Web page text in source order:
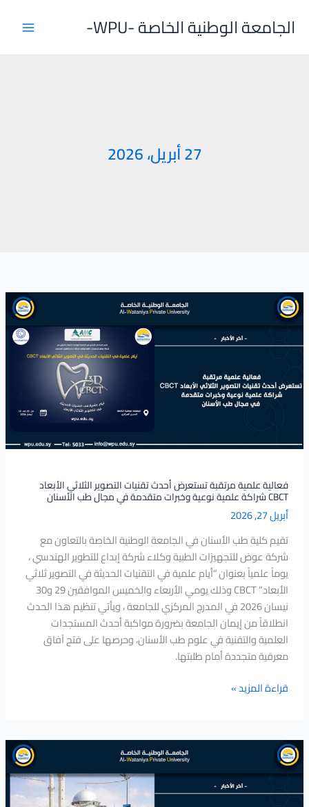
المحتوىالجامعة الوطنية الخاصة -WPU-
27 أبريل، 2026
فعالية علمية مرتقبة تستعرض أحدث تقنيات التصوير الثلاثي الأبعاد
CBCT شراكة علمية نوعية وخبرات متقدمة في مجال طب الأسنان
أبريل 27, 2026
تقيم كلية طب الأسنان في الجامعة الوطنية الخاصة بالتعاون مع
شركة عوض للتجهيزات الطبية وكلاء شركة إبداع للتطوير الهندسي ،
يوماً علمياً بعنوان “أيام علمية في التقنيات الحديثة في التصوير ثلاثي
الأبعاد” CBCT وذلك يومي الأربعاء والخميس الموافقين 29 و30
نيسان 2026 في المدرج المركزي للجامعة ، ويأتي تنظيم هذا الحدث
انطلاقاً من إيمان الجامعة بضرورة مواكبة أحدث المستجدات
العلمية والتقنية في علوم طب الأسنان، وحرصها على فتح آفاق
معرفية متجددة أمام طلبتها.
فعالية
علمية
مرتقبة
تستعرض
تقنيات
التصوير
CBCT
علمية
نوعية
وخبرات
متقدمة
في
مجال
طب
الأسنان
قراءة المزيد »
طلاب
كلية
هندسة
العمارة